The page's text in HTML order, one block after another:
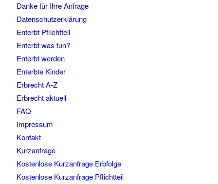
Danke für Ihre Anfrage
Datenschutzerklärung
Enterbt Pflichtteil
Enterbt was tun?
Enterbt werden
Enterbte Kinder
Erbrecht A-Z
Erbrecht aktuell
FAQ
Impressum
Kontakt
Kurzanfrage
Kostenlose Kurzanfrage Erbfolge
Kostenlose Kurzanfrage Pflichtteil